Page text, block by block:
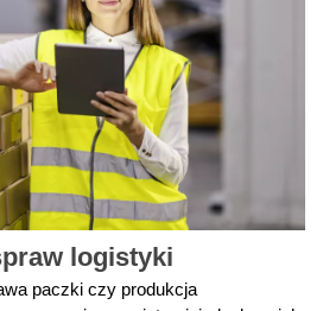
logistyki
paczki czy produkcja